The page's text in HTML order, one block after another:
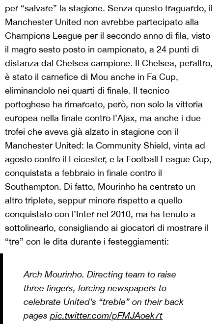
per “salvare” la stagione. Senza questo traguardo, il
Manchester United non avrebbe partecipato alla
Champions League per il secondo anno di fila, visto
il magro sesto posto in campionato, a 24 punti di
distanza dal Chelsea campione. Il Chelsea, peraltro,
è stato il carnefice di Mou anche in Fa Cup,
eliminandolo nei quarti di finale. Il tecnico
portoghese ha rimarcato, però, non solo la vittoria
europea nella finale contro l’Ajax, ma anche i due
trofei che aveva già alzato in stagione con il
Manchester United: la Community Shield, vinta ad
agosto contro il Leicester, e la Football League Cup,
conquistata a febbraio in finale contro il
Southampton. Di fatto, Mourinho ha centrato un
altro triplete, seppur minore rispetto a quello
conquistato con l’Inter nel 2010, ma ha tenuto a
sottolinearlo, consigliando ai giocatori di mostrare il
“tre” con le dita durante i festeggiamenti:
Arch Mourinho. Directing team to raise
three fingers, forcing newspapers to
celebrate United’s “treble” on their back
pagespic.twitter.com/pFMJAoek7t